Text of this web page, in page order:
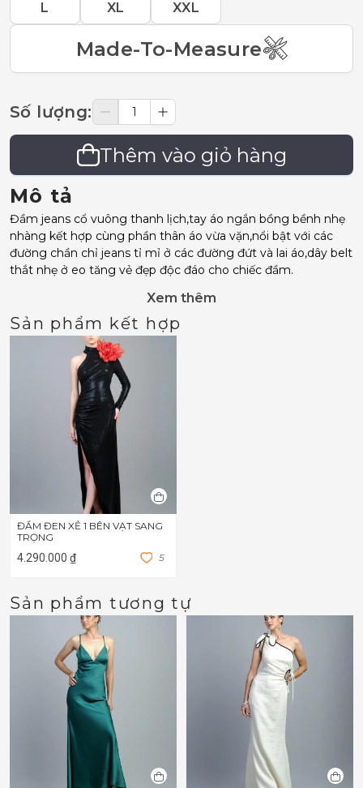
L XL XXL
Made-To-Measure
Số lượng:
Thêm vào giỏ hàng
Mô tả
Đầm jeans cổ vuông thanh lịch,tay áo ngắn bồng bềnh nhẹ
nhàng kết hợp cùng phần thân áo vừa vặn,nổi bật với các
đường chần chỉ jeans tỉ mỉ ở các đường đứt và lai áo,dây belt
thắt nhẹ ở eo tăng vẻ đẹp độc đáo cho chiếc đầm.
Xem thêm
Sản phẩm kết hợp
ĐẦM ĐEN XẺ 1 BÊN VẠT SANG
TRỌNG
4.290.000 ₫ 5
Sản phẩm tương tự